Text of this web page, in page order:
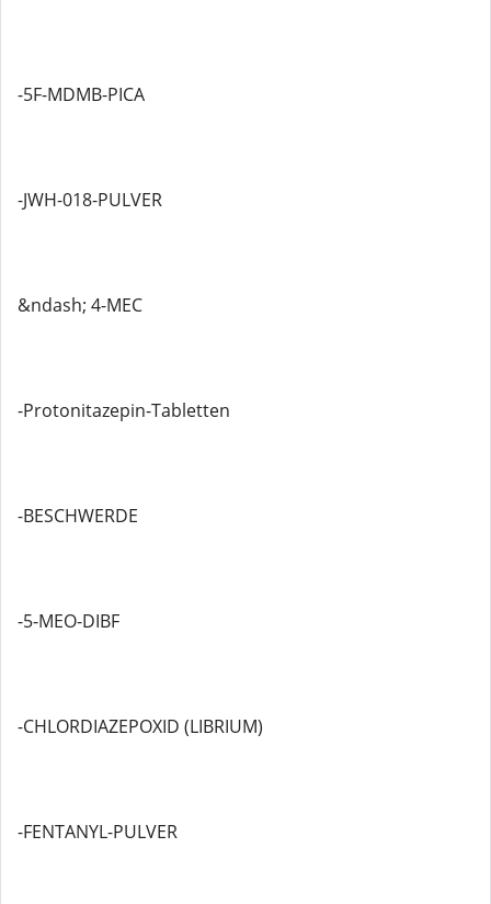
-5F-MDMB-PICA
-JWH-018-PULVER
&ndash; 4-MEC
-Protonitazepin-Tabletten
-BESCHWERDE
-5-MEO-DIBF
-CHLORDIAZEPOXID (LIBRIUM)
-FENTANYL-PULVER